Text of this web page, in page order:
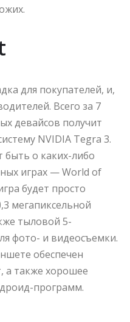
для покупателей, и,
Всего за 7
девайсов получит
NVIDIA Tegra 3.
быть о каких-либо
играх — World of
будет просто
мегапиксельной
тыловой 5-
фото- и видеосъемки.
обеспечен
а также хорошее
программ.